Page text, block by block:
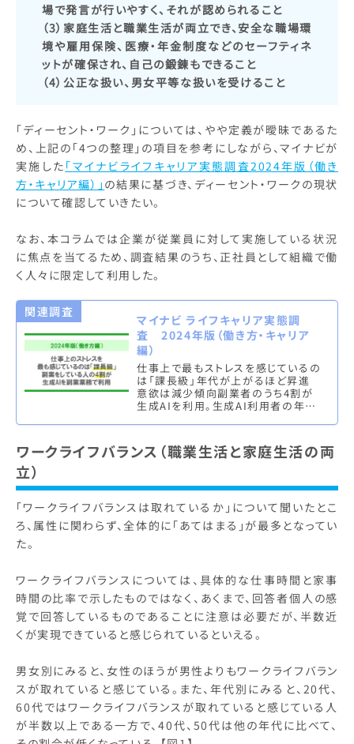
場で発言が行いやすく、それが認められること
（3）家庭生活と職業生活が両立でき、安全な職場環
境や雇用保険、医療・年金制度などのセーフティネ
ットが確保され、自己の鍛錬もできること
（4）公正な扱い、男女平等な扱いを受けること
「ディーセント・ワーク」については、やや定義が曖昧であるた
め、上記の「4つの整理」の項目を参考にしながら、マイナビが
実施した 「マイナビライフキャリア実態調査2024年版（働き
方・キャリア編）」 の結果に基づき、ディーセント・ワークの現状
について確認していきたい。
なお、本コラムでは企業が従業員に対して実施している状況
に焦点を当てるため、調査結果のうち、正社員として組織で働
く人々に限定して利用した。
関連調査
マイナビ ライフキャリア実態調
査 2024年版（働き方・キャリア
編）
仕事上で最もストレスを感じているの
は「課長級」年代が上がるほど昇進
意欲は減少傾向副業者のうち4割が
生成AIを利用。生成AI利用者の年間
ワークライフバランス（職業生活と家庭生活の両
立）
「ワークライフバランスは取れているか」について聞いたとこ
ろ、属性に関わらず、全体的に「あてはまる」が最多となってい
た。
ワークライフバランスについては、具体的な仕事時間と家事
時間の比率で示したものではなく、あくまで、回答者個人の感
覚で回答しているものであることに注意は必要だが、半数近
くが実現できていると感じられているといえる。
男女別にみると、女性のほうが男性よりもワークライフバラン
スが取れていると感じている。また、年代別にみると、20代、
60代ではワークライフバランスが取れていると感じている人
が半数以上である一方で、40代、50代は他の年代に比べて、